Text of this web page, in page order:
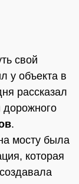
свой
у объекта в
рассказал
дорожного
.
мосту была
которая